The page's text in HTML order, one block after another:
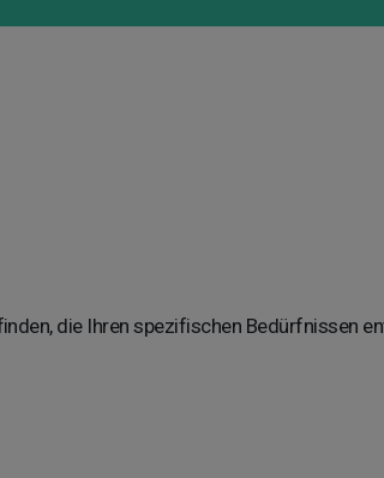
die Ihren spezifischen Bedürfnissen